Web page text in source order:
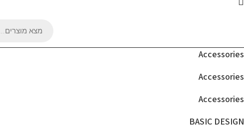
search
Accessories
Accessories
Accessories
BASIC DESIGN